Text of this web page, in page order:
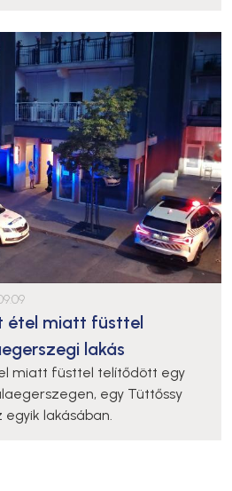
étel miatt füsttel
lakás
miatt füsttel telítődött egy
egy Tüttőssy
lakásában.